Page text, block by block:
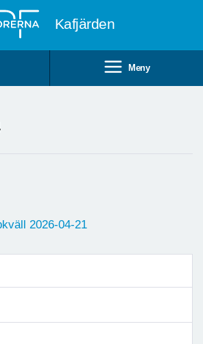
Kafjärden
Meny
2026-04-21